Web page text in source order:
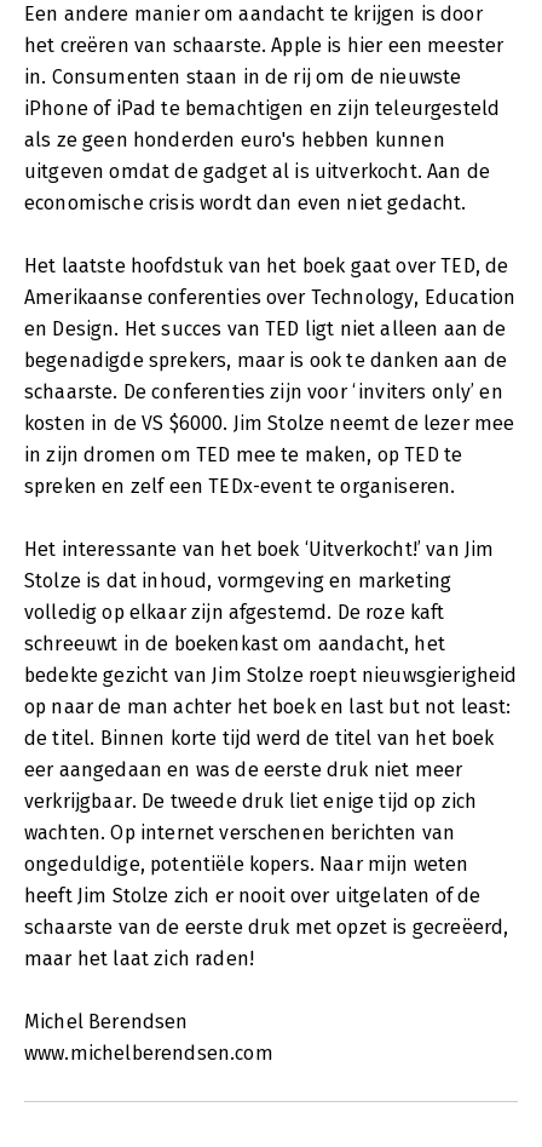
Een andere manier om aandacht te krijgen is door
het creëren van schaarste. Apple is hier een meester
in. Consumenten staan in de rij om de nieuwste
iPhone of iPad te bemachtigen en zijn teleurgesteld
als ze geen honderden euro's hebben kunnen
uitgeven omdat de gadget al is uitverkocht. Aan de
economische crisis wordt dan even niet gedacht.
Het laatste hoofdstuk van het boek gaat over TED, de
Amerikaanse conferenties over Technology, Education
en Design. Het succes van TED ligt niet alleen aan de
begenadigde sprekers, maar is ook te danken aan de
schaarste. De conferenties zijn voor ‘inviters only’ en
kosten in de VS $6000. Jim Stolze neemt de lezer mee
in zijn dromen om TED mee te maken, op TED te
spreken en zelf een TEDx-event te organiseren.
Het interessante van het boek ‘Uitverkocht!’ van Jim
Stolze is dat inhoud, vormgeving en marketing
volledig op elkaar zijn afgestemd. De roze kaft
schreeuwt in de boekenkast om aandacht, het
bedekte gezicht van Jim Stolze roept nieuwsgierigheid
op naar de man achter het boek en last but not least:
de titel. Binnen korte tijd werd de titel van het boek
eer aangedaan en was de eerste druk niet meer
verkrijgbaar. De tweede druk liet enige tijd op zich
wachten. Op internet verschenen berichten van
ongeduldige, potentiële kopers. Naar mijn weten
heeft Jim Stolze zich er nooit over uitgelaten of de
schaarste van de eerste druk met opzet is gecreëerd,
maar het laat zich raden!
Michel Berendsen
www.michelberendsen.com